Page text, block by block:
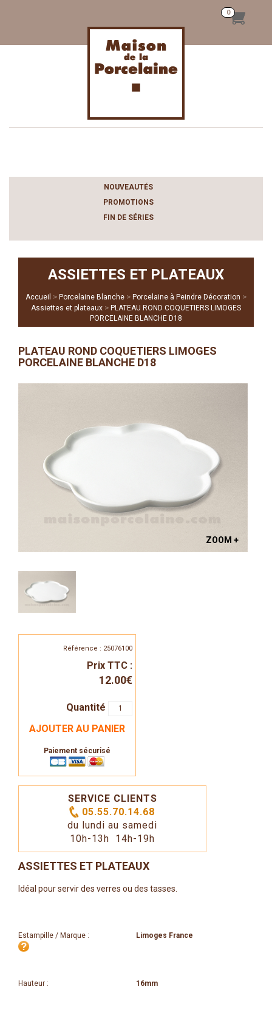
NOUVEAUTÉS
PROMOTIONS
FIN DE SÉRIES
ASSIETTES ET PLATEAUX
Accueil > Porcelaine Blanche > Porcelaine à Peindre Décoration >
Assiettes et plateaux > PLATEAU ROND COQUETIERS LIMOGES
PORCELAINE BLANCHE D18
PLATEAU ROND COQUETIERS LIMOGES
PORCELAINE BLANCHE D18
ZOOM +
Référence : 25076100
Prix TTC :
12.00€
Quantité
AJOUTER AU PANIER
Paiement sécurisé
SERVICE CLIENTS
05.55.70.14.68
du lundi au samedi
10h-13h 14h-19h
ASSIETTES ET PLATEAUX
Idéal pour servir des verres ou des tasses.
Estampille / Marque : Limoges France
Hauteur : 16mm